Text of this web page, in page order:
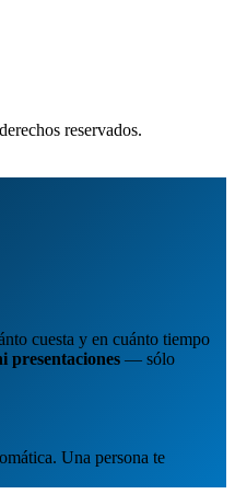
reservados.
cuesta y en cuánto tiempo
presentaciones — sólo
Una persona te